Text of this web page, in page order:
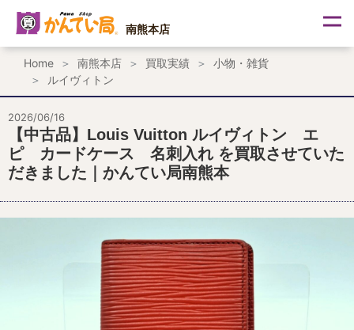
ス
プ
南熊本店
Home 南熊本店 買取実績
小物・雑貨
ルイヴィトン
2026/06/16
【中古品】Louis Vuitton ルイヴィトン エ
ピ カードケース 名刺入れ を買取させていた
だきました｜かんてい局南熊本